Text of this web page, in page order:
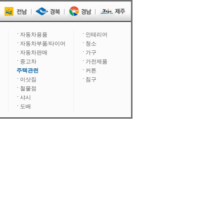
자동차용품
자동차부품/타이어
자동차판매
중고차
주택관련
이삿짐
철물점
샤시
도배
인테리어
청소
가구
가전제품
커튼
침구